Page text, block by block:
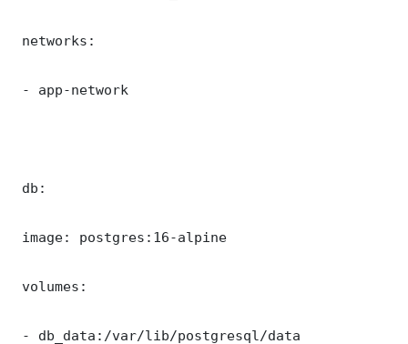
networks:
- app-network
db:
image: postgres:16-alpine
volumes:
- db_data:/var/lib/postgresql/data